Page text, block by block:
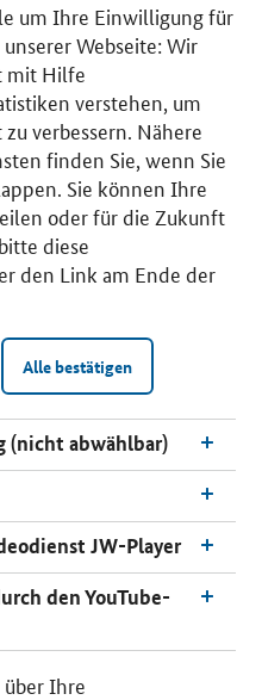
n
um Ihre Einwilligung für
Webseite: Wir
mit Hilfe
verstehen, um
verbessern. Nähere
finden Sie, wenn Sie
Sie können Ihre
oder für die Zukunft
diese
den Link am Ende der
Alle bestätigen
(nicht abwählbar)
JW-Player
den YouTube-
Ihre